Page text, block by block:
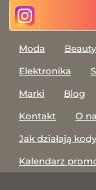
Moda Beauty
Elektronika
Marki
Blog
Kontakt
O
Jak działają
Kalendarz